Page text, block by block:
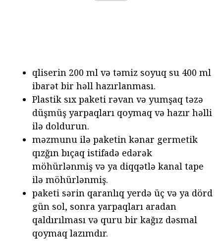
qliserin 200 ml və təmiz soyuq su 400 ml
ibarət bir həll hazırlanması.
Plastik sıx paketi rəvan və yumşaq təzə
düşmüş yarpaqları qoymaq və hazır həlli
ilə doldurun.
məzmunu ilə paketin kənar germetik
qızğın bıçaq istifadə edərək
möhürlənmiş və ya diqqətlə kanal tape
ilə möhürlənmiş.
paketi sərin qaranlıq yerdə üç və ya dörd
gün sol, sonra yarpaqları aradan
qaldırılması və quru bir kağız dəsmal
qoymaq lazımdır.